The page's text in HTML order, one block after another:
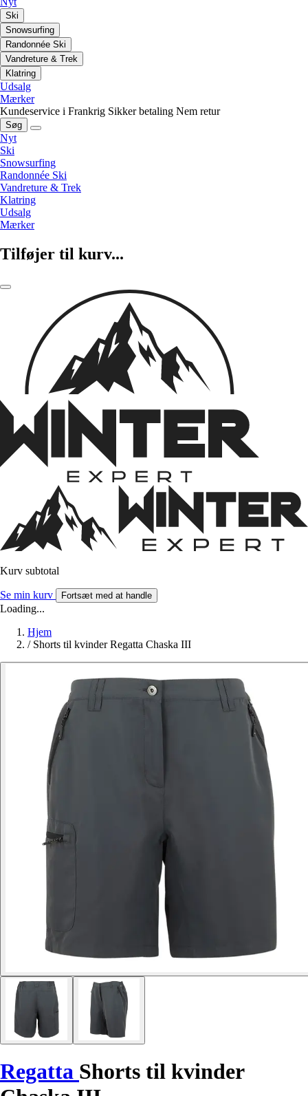
Ski
Snowsurfing
Randonnée Ski
Vandreture & Trek
Klatring
Udsalg
Mærker
Kundeservice i Frankrig Sikker betaling Nem retur
Søg
Nyt
Ski
Snowsurfing
Randonnée Ski
Vandreture & Trek
Klatring
Udsalg
Mærker
Tilføjer til kurv...
Kurv subtotal
Se min kurv Fortsæt med at handle
Loading...
Hjem
/ Shorts til kvinder Regatta Chaska III
Regatta Shorts til kvinder